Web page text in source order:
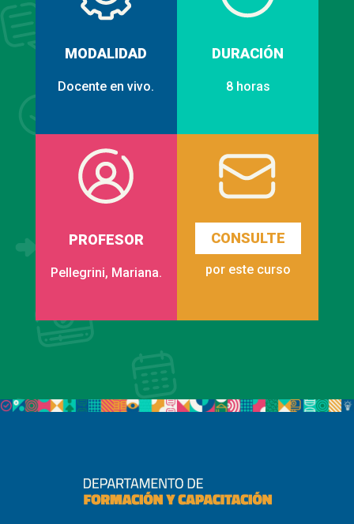
MODALIDAD
Docente en vivo.
DURACIÓN
8 horas
PROFESOR
Pellegrini, Mariana.
CONSULTE
por este curso